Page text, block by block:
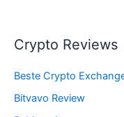
Crypto Reviews
Beste Crypto
Bitvavo Review